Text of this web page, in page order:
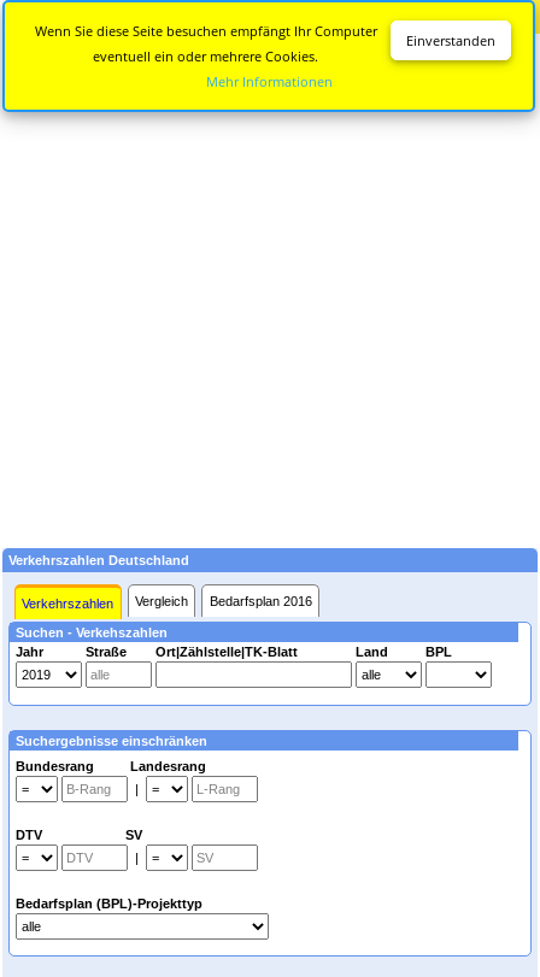
Verkehrszahlen Deutschland
Verkehrszahlen Vergleich Bedarfsplan 2016
Suchen - Verkehszahlen
Jahr
Straße Ort|Zählstelle|TK-Blatt Land BPL
Suchergebnisse einschränken
Bundesrang Landesrang
|
DTV SV
|
Bedarfsplan (BPL)-Projekttyp
Einverstanden
Wenn Sie diese Seite besuchen empfängt Ihr Computer
eventuell ein oder mehrere Cookies.
Mehr Informationen